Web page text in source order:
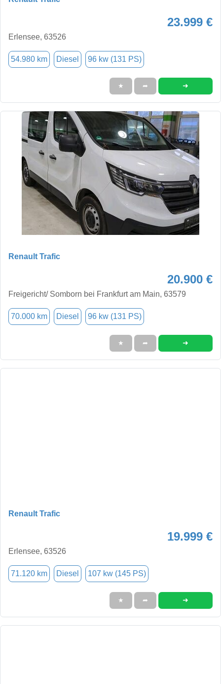
23.999 €
Erlensee, 63526
54.980 km Diesel 96 kw (131 PS)
★ ➦ ➜
Renault Trafic
20.900 €
Freigericht/ Somborn bei Frankfurt am Main, 63579
70.000 km Diesel 96 kw (131 PS)
★ ➦ ➜
Renault Trafic
19.999 €
Erlensee, 63526
71.120 km Diesel 107 kw (145 PS)
★ ➦ ➜